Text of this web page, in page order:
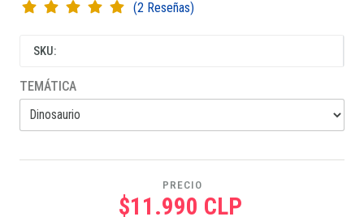
(2 Reseñas)
SKU:
TEMÁTICA
PRECIO
$11.990 CLP